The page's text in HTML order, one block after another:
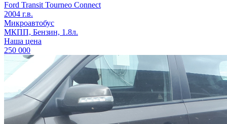
Ford Transit Tourneo Connect
2004 г.в.
Микроавтобус
МКПП, Бензин, 1.8л.
Наша цена
250 000